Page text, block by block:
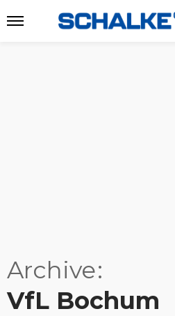
Archive
VfL Bochum